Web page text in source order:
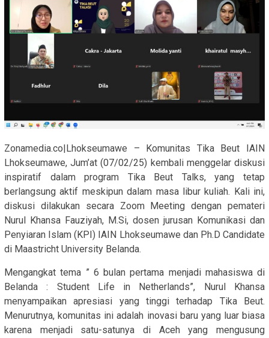
Zonamedia.co|Lhokseumawe – Komunitas Tika Beut IAIN
Lhokseumawe, Jum’at (07/02/25) kembali menggelar diskusi
inspiratif dalam program Tika Beut Talks, yang tetap
berlangsung aktif meskipun dalam masa libur kuliah. Kali ini,
diskusi dilakukan secara Zoom Meeting dengan pemateri
Nurul Khansa Fauziyah, M.Si, dosen jurusan Komunikasi dan
Penyiaran Islam (KPI) IAIN Lhokseumawe dan Ph.D Candidate
di Maastricht University Belanda.
Mengangkat tema ” 6 bulan pertama menjadi mahasiswa di
Belanda : Student Life in Netherlands”, Nurul Khansa
menyampaikan apresiasi yang tinggi terhadap Tika Beut.
Menurutnya, komunitas ini adalah inovasi baru yang luar biasa
karena menjadi satu-satunya di Aceh yang mengusung